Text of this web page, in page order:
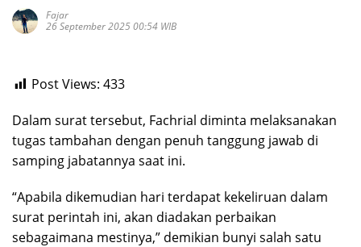
Fajar
26 September 2025 00:54 WIB
Post Views: 433
Dalam surat tersebut, Fachrial diminta melaksanakan
tugas tambahan dengan penuh tanggung jawab di
samping jabatannya saat ini.
“Apabila dikemudian hari terdapat kekeliruan dalam
surat perintah ini, akan diadakan perbaikan
sebagaimana mestinya,” demikian bunyi salah satu